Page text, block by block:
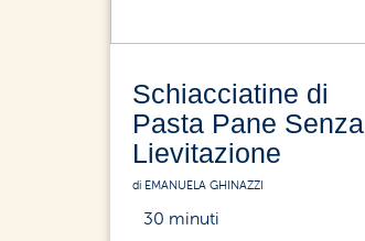
Schiacciatine di
Pasta Pane Senza
Lievitazione
di EMANUELA GHINAZZI
30 minuti